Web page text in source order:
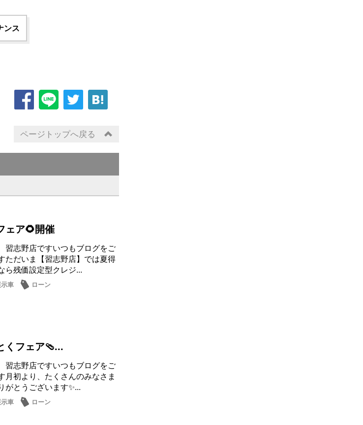
ンス
ページトップへ戻る
ェア🌻開催
志野店ですいつもブログをご
ただいま【習志野店】では夏得
ら残価設定型クレジ...
車
ローン
くフェア🩴...
志野店ですいつもブログをご
月初より、たくさんのみなさま
がとうございます✨...
車
ローン